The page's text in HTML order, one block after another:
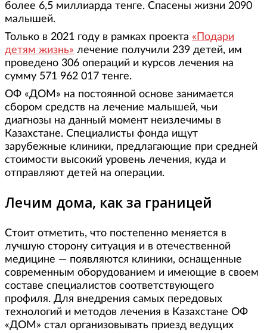
более 6,5 миллиарда тенге. Спасены жизни 2090
малышей.
Только в 2021 году в рамках проекта «Подари
детям жизнь» лечение получили 239 детей, им
проведено 306 операций и курсов лечения на
сумму 571 962 017 тенге.
ОФ «ДОМ» на постоянной основе занимается
сбором средств на лечение малышей, чьи
диагнозы на данный момент неизлечимы в
Казахстане. Специалисты фонда ищут
зарубежные клиники, предлагающие при средней
стоимости высокий уровень лечения, куда и
отправляют детей на операции.
Лечим дома, как за границей
Стоит отметить, что постепенно меняется в
лучшую сторону ситуация и в отечественной
медицине — появляются клиники, оснащенные
современным оборудованием и имеющие в своем
составе специалистов соответствующего
профиля. Для внедрения самых передовых
технологий и методов лечения в Казахстане ОФ
«ДОМ» стал организовывать приезд ведущих